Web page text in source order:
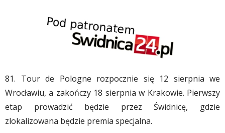
81. Tour de Pologne rozpocznie się 12 sierpnia we
Wrocławiu, a zakończy 18 sierpnia w Krakowie. Pierwszy
etap prowadzić będzie przez Świdnicę, gdzie
zlokalizowana będzie premia specjalna.